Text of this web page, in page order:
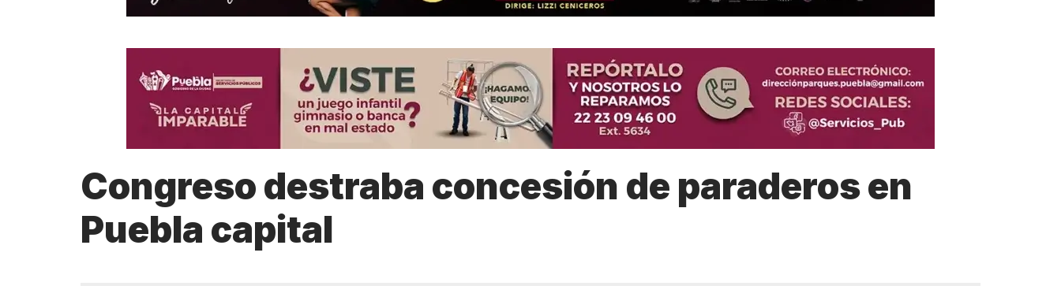
Congreso destraba concesión de paraderos en
Puebla capital